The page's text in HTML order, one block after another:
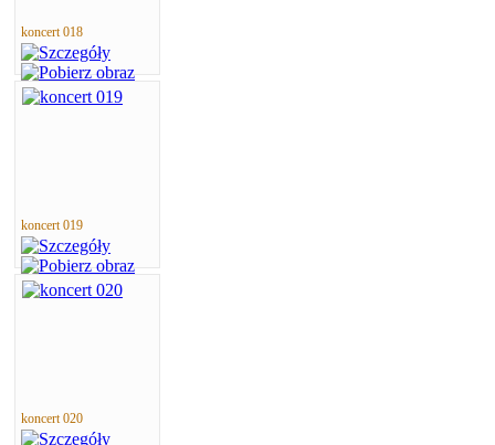
koncert 018
koncert 019
koncert 020